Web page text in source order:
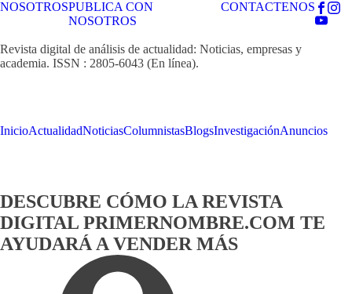
NOSOTROSPUBLICA CON
NOSOTROS
CONTACTENOS
Revista digital de análisis de actualidad: Noticias, empresas y
academia. ISSN : 2805-6043 (En línea).
InicioActualidadNoticiasColumnistasBlogsInvestigaciónAnuncios
DESCUBRE CÓMO LA REVISTA
DIGITAL PRIMERNOMBRE.COM TE
AYUDARÁ A VENDER MÁS